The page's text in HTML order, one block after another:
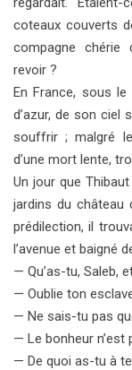
coteaux couverts
compagne chérie
revoir ?
En France, sous
d’azur, de son ciel
souffrir ; malgré
d’une mort lente,
Un jour que
jardins du château
prédilection, il
l’avenue et baigné
— Qu’as-tu, Saleb,
— Oublie ton
— Ne sais-tu pas
— Le bonheur n’est
— De quoi as-tu à te